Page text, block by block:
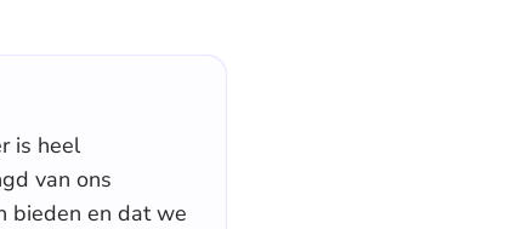
is heel
van ons
bieden en dat we